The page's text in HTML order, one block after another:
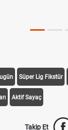
Süper Lig Fikstür
Aktif Sayaç
Takip Et